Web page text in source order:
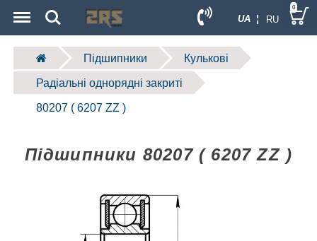
UA ¦ RU
Search 0
Підшипники Кулькові
Радіальні однорядні закриті
80207 ( 6207 ZZ )
Підшипники 80207 ( 6207 ZZ )